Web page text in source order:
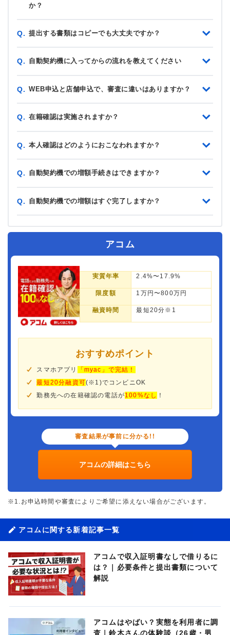
か？
Q. 提出する書類はコピーでも大丈夫ですか？
Q. 自動契約機に入ってからの流れを教えてください
Q. WEB申込と店舗申込で、審査に違いはありますか？
Q. 在籍確認は実施されますか？
Q. 本人確認はどのようにおこなわれますか？
Q. 自動契約機での増額手続きはできますか？
Q. 自動契約機での増額はすぐ完了しますか？
アコム
実質年率 2.4%〜17.9%
限度額 1万円〜800万円
融資時間 最短20分※1
おすすめポイント
スマホアプリ
「myac」で完結！
最短20分融資可(※1)でコンビニOK
勤務先への在籍確認の電話が100%なし ！
審査結果が事前に分かる!!
アコムの詳細はこちら
※1.お申込時間や審査によりご希望に添えない場合がございます。
アコムに関する新着記事一覧
アコムで収入証明書なしで借りるに
は？｜必要条件と提出書類について
解説
アコムはやばい？実態を利用者に調
査｜鈴木さんの体験談（26歳・男